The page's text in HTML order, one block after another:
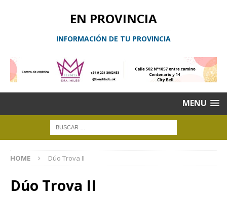
EN PROVINCIA
INFORMACIÓN DE TU PROVINCIA
MENU
HOME Dúo Trova II
Dúo Trova II